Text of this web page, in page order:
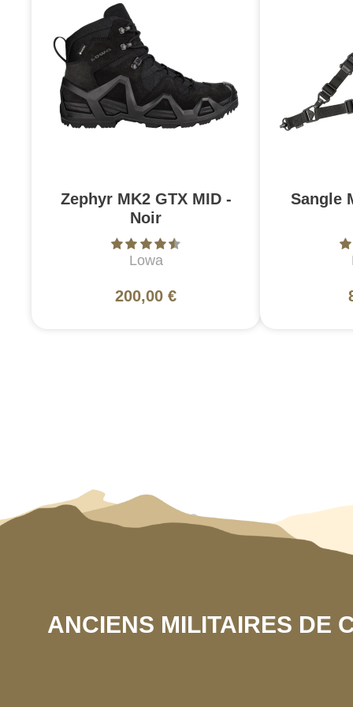
Zephyr MK2 GTX MID -
Noir
Lowa
200,00 €
Sangle
ANCIENS MILITAIRES DE